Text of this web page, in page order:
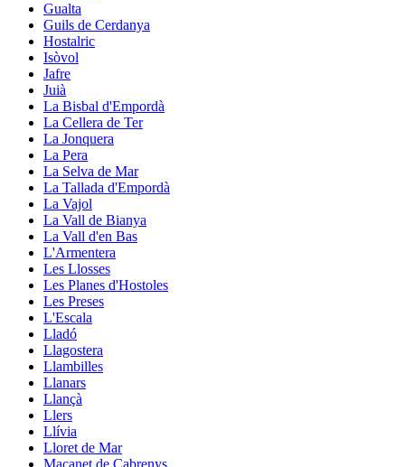
Gualta
Guils de Cerdanya
Hostalric
Isòvol
Jafre
Juià
La Bisbal d'Empordà
La Cellera de Ter
La Jonquera
La Pera
La Selva de Mar
La Tallada d'Empordà
La Vajol
La Vall de Bianya
La Vall d'en Bas
L'Armentera
Les Llosses
Les Planes d'Hostoles
Les Preses
L'Escala
Lladó
Llagostera
Llambilles
Llanars
Llançà
Llers
Llívia
Lloret de Mar
Maçanet de Cabrenys